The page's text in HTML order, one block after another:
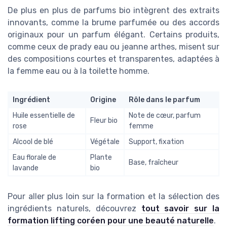
De plus en plus de parfums bio intègrent des extraits
innovants, comme la brume parfumée ou des accords
originaux pour un parfum élégant. Certains produits,
comme ceux de prady eau ou jeanne arthes, misent sur
des compositions courtes et transparentes, adaptées à
la femme eau ou à la toilette homme.
Ingrédient Origine
Rôle dans le parfum
Huile essentielle de
rose
Fleur bio
Note de cœur, parfum
femme
Alcool de blé
Végétale
Support, fixation
Eau florale de
lavande
Plante
bio
Base, fraîcheur
Pour aller plus loin sur la formation et la sélection des
ingrédients naturels, découvrez tout savoir sur la
formation lifting coréen pour une beauté naturelle.